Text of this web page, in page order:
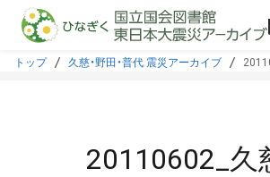
本文に飛ぶ
トップ 久慈・野田・普代 震災アーカイブ
20110602_久